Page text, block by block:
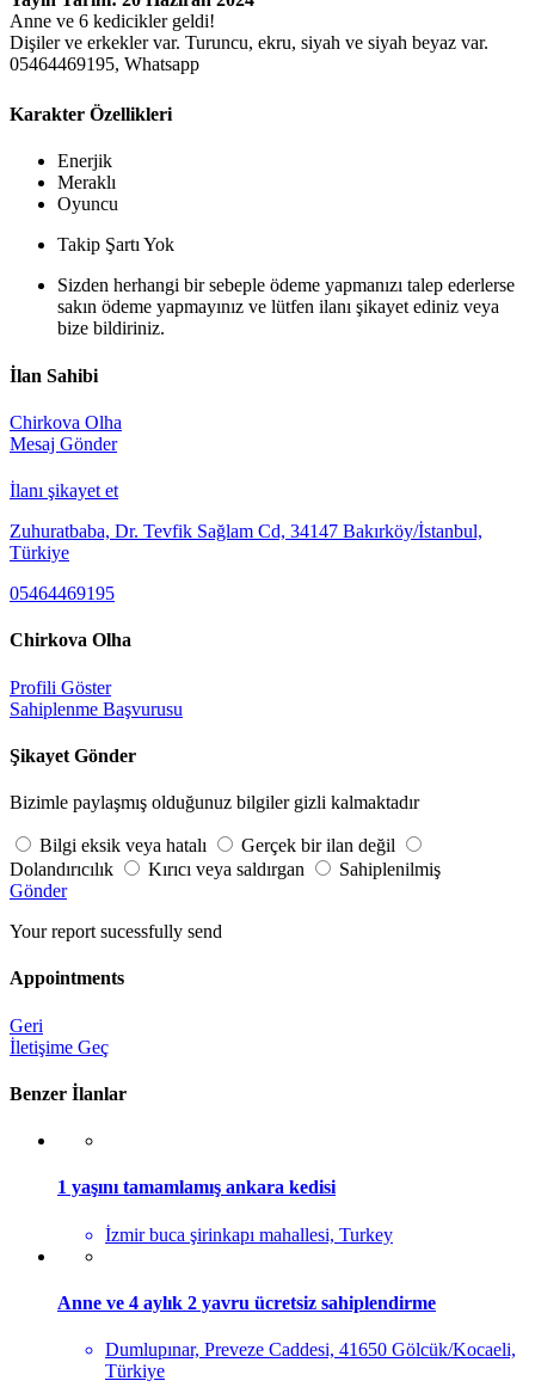
Anne ve 6 kedicikler geldi!
Dişiler ve erkekler var. Turuncu, ekru, siyah ve siyah beyaz var.
05464469195, Whatsapp
Karakter Özellikleri
Enerjik
Meraklı
Oyuncu
Takip Şartı Yok
Sizden herhangi bir sebeple ödeme yapmanızı talep ederlerse
sakın ödeme yapmayınız ve lütfen ilanı şikayet ediniz veya
bize bildiriniz.
İlan Sahibi
Chirkova Olha
Mesaj Gönder
İlanı şikayet et
Zuhuratbaba, Dr. Tevfik Sağlam Cd, 34147 Bakırköy/İstanbul,
Türkiye
05464469195
Chirkova Olha
Profili Göster
Sahiplenme Başvurusu
Şikayet Gönder
Bizimle paylaşmış olduğunuz bilgiler gizli kalmaktadır
Bilgi eksik veya hatalı
Gerçek bir ilan değil
Dolandırıcılık
Kırıcı veya saldırgan
Sahiplenilmiş
Gönder
Your report sucessfully send
Appointments
Geri
İletişime Geç
Benzer İlanlar
1 yaşını tamamlamış ankara kedisi
İzmir buca şirinkapı mahallesi, Turkey
Anne ve 4 aylık 2 yavru ücretsiz sahiplendirme
Dumlupınar, Preveze Caddesi, 41650 Gölcük/Kocaeli,
Türkiye